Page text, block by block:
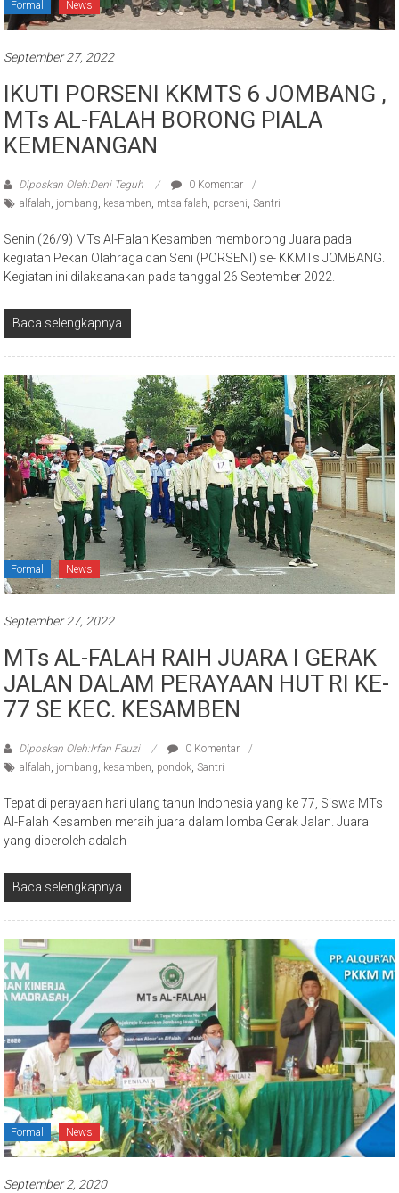
MTs AL-FALAH BORONG PIALA
KEMENANGAN
alfalah,jombang,kesamben ,mtsalfalah,porseni ,Santri
kegiatan Pekan Olahraga dan Seni (PORSENI) se- KKMTs JOMBANG.
Kegiatan ini dilaksanakan pada tanggal 26 September 2022.
Formal News
JALAN DALAM PERAYAAN HUT RI KE-
77 SE KEC. KESAMBEN
alfalah,jombang,kesamben , pondok ,Santri
Al-Falah Kesamben meraih juara dalam lomba Gerak Jalan. Juara
yang diperoleh adalah
Formal News